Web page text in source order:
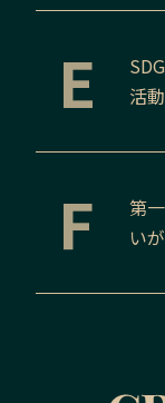
E
活
F
第
い